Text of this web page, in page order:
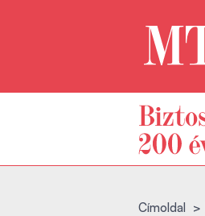
Címoldal